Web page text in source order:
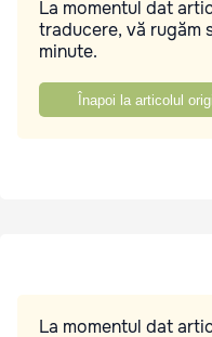
La momentul dat
traducere, vă rugăm
minute.
Înapoi la articolul
La momentul dat